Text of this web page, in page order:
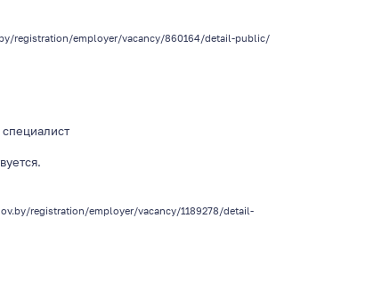
registration/employer/vacancy/860164/detail-public/
специалист
registration/employer/vacancy/1189278/detail-